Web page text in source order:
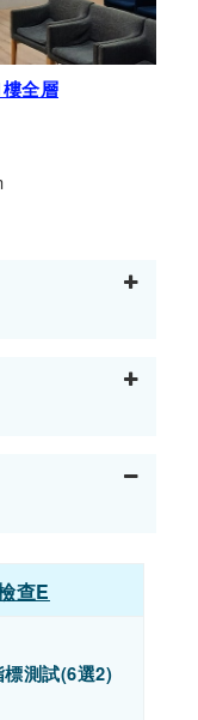
全層
查E
標測試(6選2)